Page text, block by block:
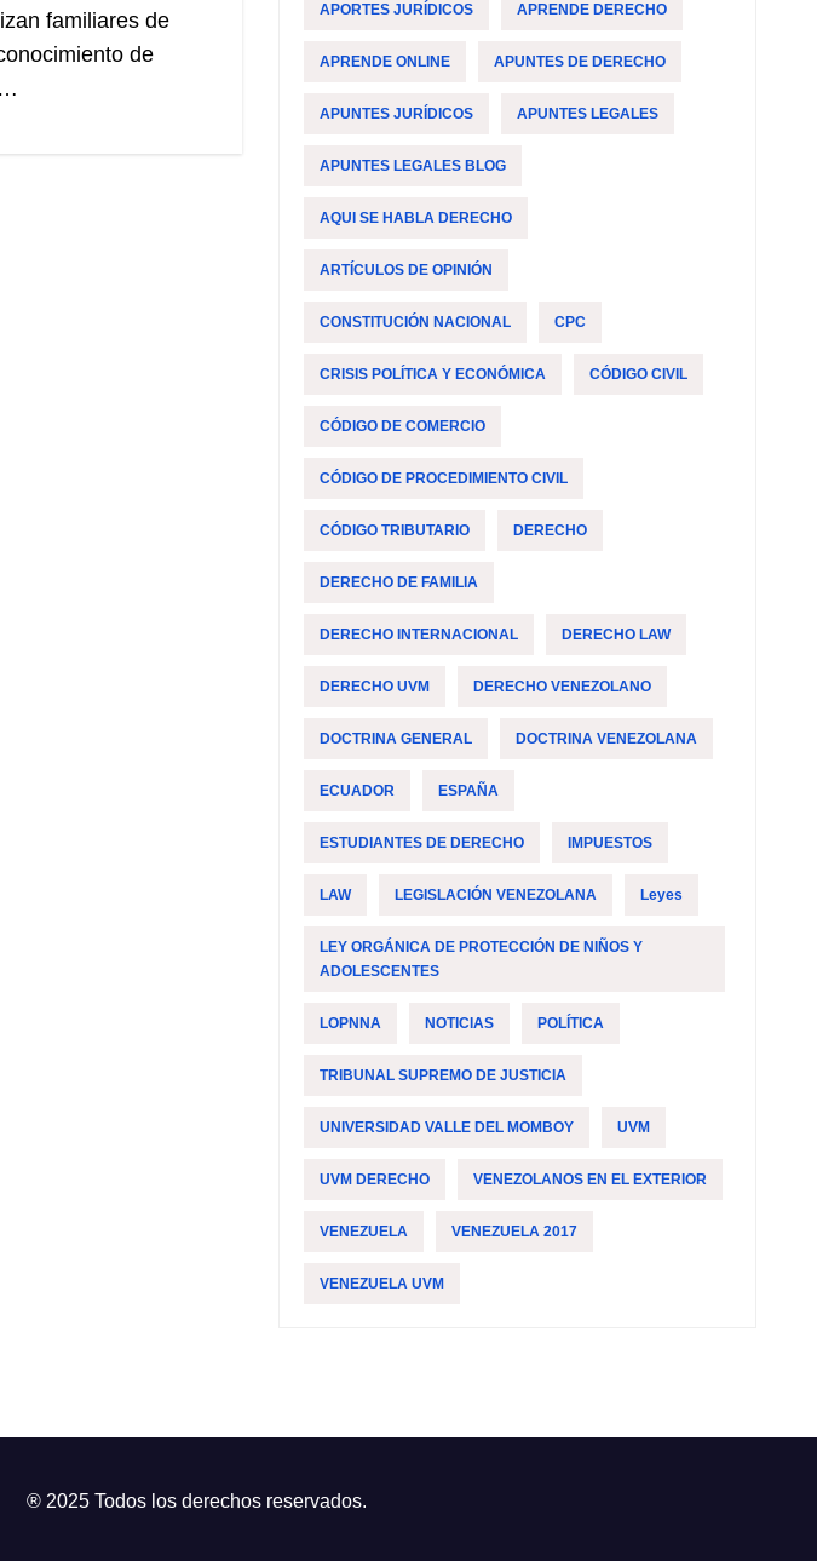
familiares de
de
APORTES JURÍDICOS APRENDE DERECHO
APRENDE ONLINE APUNTES DE DERECHO
APUNTES JURÍDICOS APUNTES LEGALES
APUNTES LEGALES BLOG
AQUI SE HABLA DERECHO
ARTÍCULOS DE OPINIÓN
CONSTITUCIÓN NACIONAL CPC
CRISIS POLÍTICA Y ECONÓMICA CÓDIGO CIVIL
CÓDIGO DE COMERCIO
CÓDIGO DE PROCEDIMIENTO CIVIL
CÓDIGO TRIBUTARIO DERECHO
DERECHO DE FAMILIA
DERECHO INTERNACIONAL DERECHO LAW
DERECHO UVM DERECHO VENEZOLANO
DOCTRINA GENERAL DOCTRINA VENEZOLANA
ECUADOR ESPAÑA
ESTUDIANTES DE DERECHO IMPUESTOS
LAW LEGISLACIÓN VENEZOLANA Leyes
LEY ORGÁNICA DE PROTECCIÓN DE NIÑOS Y
ADOLESCENTES
LOPNNA NOTICIAS POLÍTICA
TRIBUNAL SUPREMO DE JUSTICIA
UNIVERSIDAD VALLE DEL MOMBOY UVM
UVM DERECHO VENEZOLANOS EN EL EXTERIOR
VENEZUELA VENEZUELA 2017
VENEZUELA UVM
® 2025 Todos los derechos reservados.